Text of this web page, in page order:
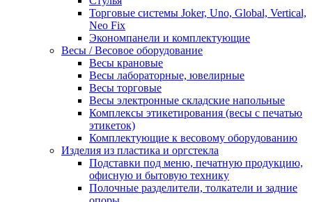
Торговые системы Joker, Uno, Global, Vertical,
Neo Fix
Экономпанели и комплектующие
Весы / Весовое оборудование
Весы крановые
Весы лабораторные, ювелирные
Весы торговые
Весы электронные складские напольные
Комплексы этикетирования (весы с печатью
этикеток)
Комплектующие к весовому оборудованию
Изделия из пластика и оргстекла
Подставки под меню, печатную продукцию,
офисную и бытовую технику
Полочные разделители, толкатели и задние